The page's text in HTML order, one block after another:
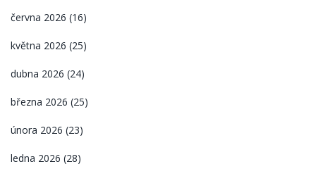
června 2026 (16)
května 2026 (25)
dubna 2026 (24)
března 2026 (25)
února 2026 (23)
ledna 2026 (28)